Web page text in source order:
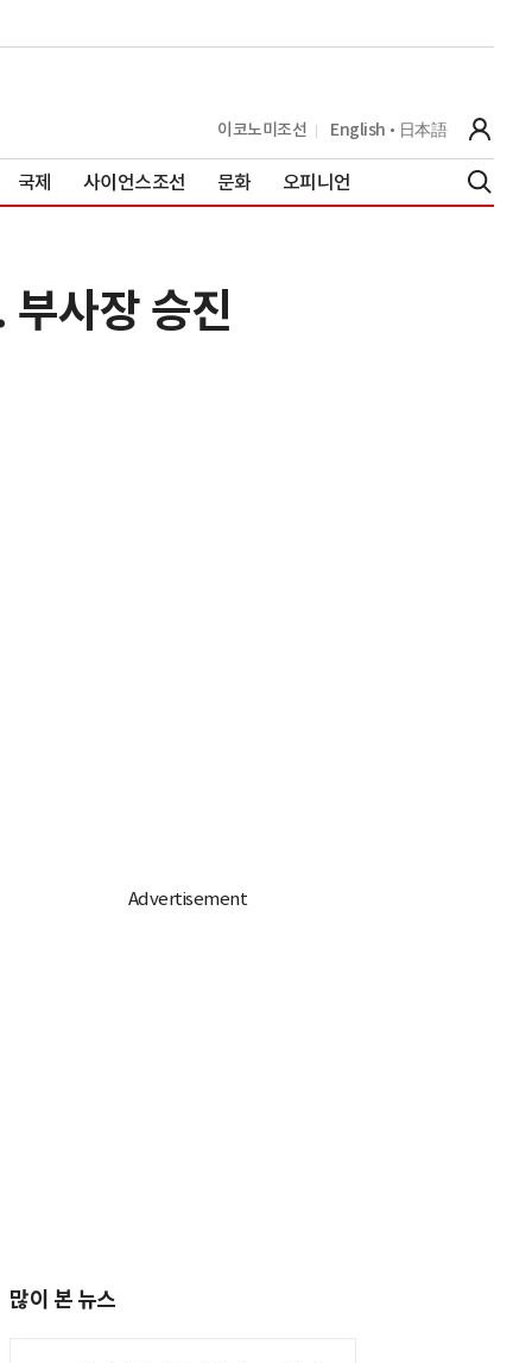
이코노미조선 English 日本語
국제 사이언스조선 문화 오피니언
사장 승진
많이 본 뉴스